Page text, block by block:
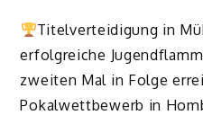
Titelverteidigung in
erfolgreiche
zweiten Mal in Folge
Pokalwettbewerb in